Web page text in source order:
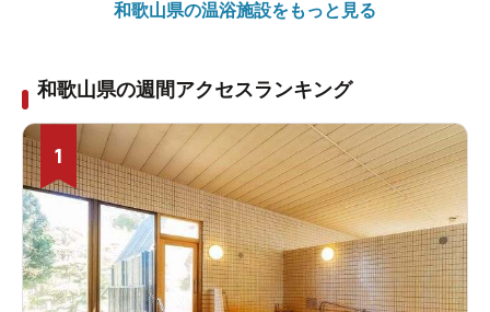
和歌山県の温浴施設をもっと見る
和歌山県の週間アクセスランキング
1